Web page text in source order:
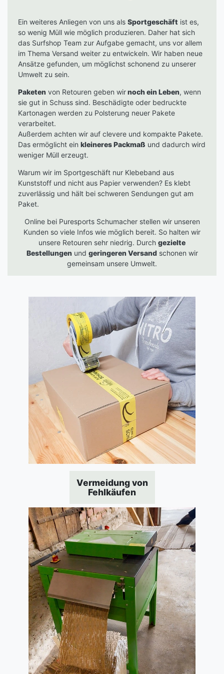
Ein weiteres Anliegen von uns als Sportgeschäft ist es,
so wenig Müll wie möglich produzieren. Daher hat sich
das Surfshop Team zur Aufgabe gemacht, uns vor allem
im Thema Versand weiter zu entwickeln. Wir haben neue
Ansätze gefunden, um möglichst schonend zu unserer
Umwelt zu sein.
Paketen von Retouren geben wirnoch ein Leben, wenn
sie gut in Schuss sind. Beschädigte oder bedruckte
Kartonagen werden zu Polsterung neuer Pakete
verarbeitet.
Außerdem achten wir auf clevere und kompakte Pakete.
Das ermöglicht ein kleineres Packmaß und dadurch wird
weniger Müll erzeugt.
Warum wir im Sportgeschäft nur Klebeband aus
Kunststoff und nicht aus Papier verwenden? Es klebt
zuverlässig und hält bei schweren Sendungen gut am
Paket.
Online bei Puresports Schumacher stellen wir unseren
Kunden so viele Infos wie möglich bereit. So halten wir
unsere Retouren sehr niedrig. Durch gezielte
Bestellungenund geringeren Versandschonen wir
gemeinsam unsere Umwelt.
Vermeidung von
Fehlkäufen